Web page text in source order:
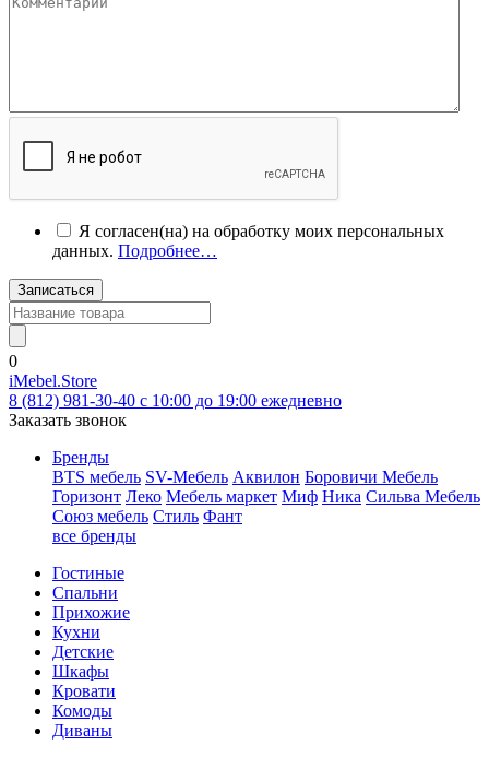
Я согласен(на) на обработку моих персональных
данных. Подробнее…
Записаться
0
iMebel.Store
8 (812) 981-30-40 c 10:00 до 19:00 ежедневно
Заказать звонок
Бренды
BTS мебель SV-Мебель Аквилон Боровичи Мебель
Горизонт Леко Мебель маркет Миф Ника Сильва Мебель
Союз мебель Стиль Фант
все бренды
Гостиные
Спальни
Прихожие
Кухни
Детские
Шкафы
Кровати
Комоды
Диваны